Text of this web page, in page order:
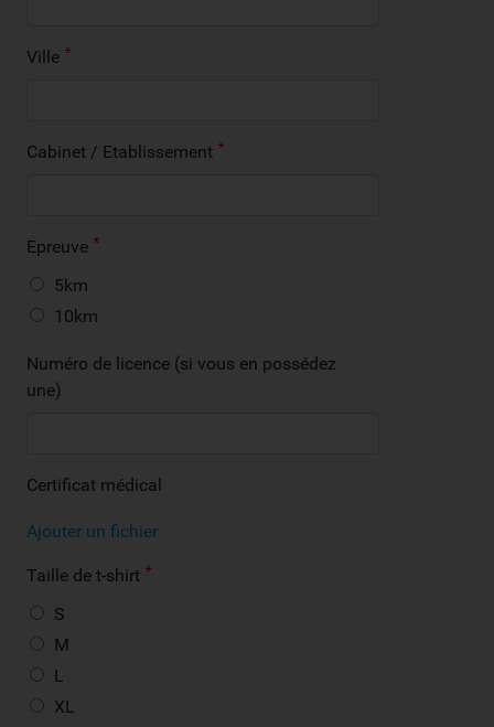
Ville
Cabinet / Etablissement
Epreuve
5km
10km
Numéro de licence (si vous en possédez
une)
Certificat médical
Ajouter un fichier
Taille de t-shirt
S
M
L
XL